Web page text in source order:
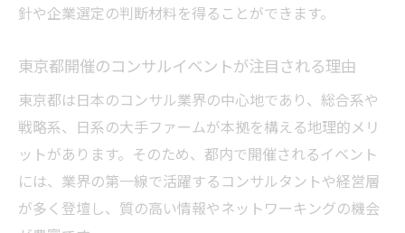
最新トレンドを追うならコンサル業界イベ
ント
コンサル業界の変化を東京都で感じるポイ
ント
業界動向を東京都のイベントで学ぶメリッ
ト
針や企業選定の判断材料を得ることができます。
東京都開催のコンサルイベントが注目される理由
東京都は日本のコンサル業界の中心地であり、総合系や
戦略系、日系の大手ファームが本拠を構える地理的メリ
ットがあります。そのため、都内で開催されるイベント
には、業界の第一線で活躍するコンサルタントや経営層
が多く登壇し、質の高い情報やネットワーキングの機会